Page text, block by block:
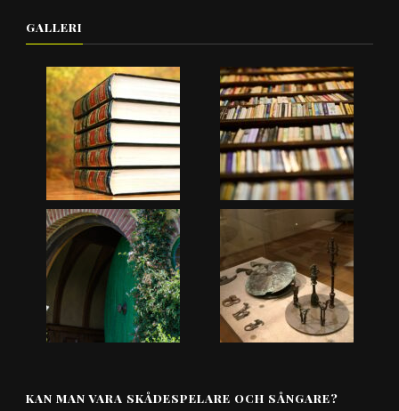
GALLERI
KAN MAN VARA SKÅDESPELARE OCH SÅNGARE?